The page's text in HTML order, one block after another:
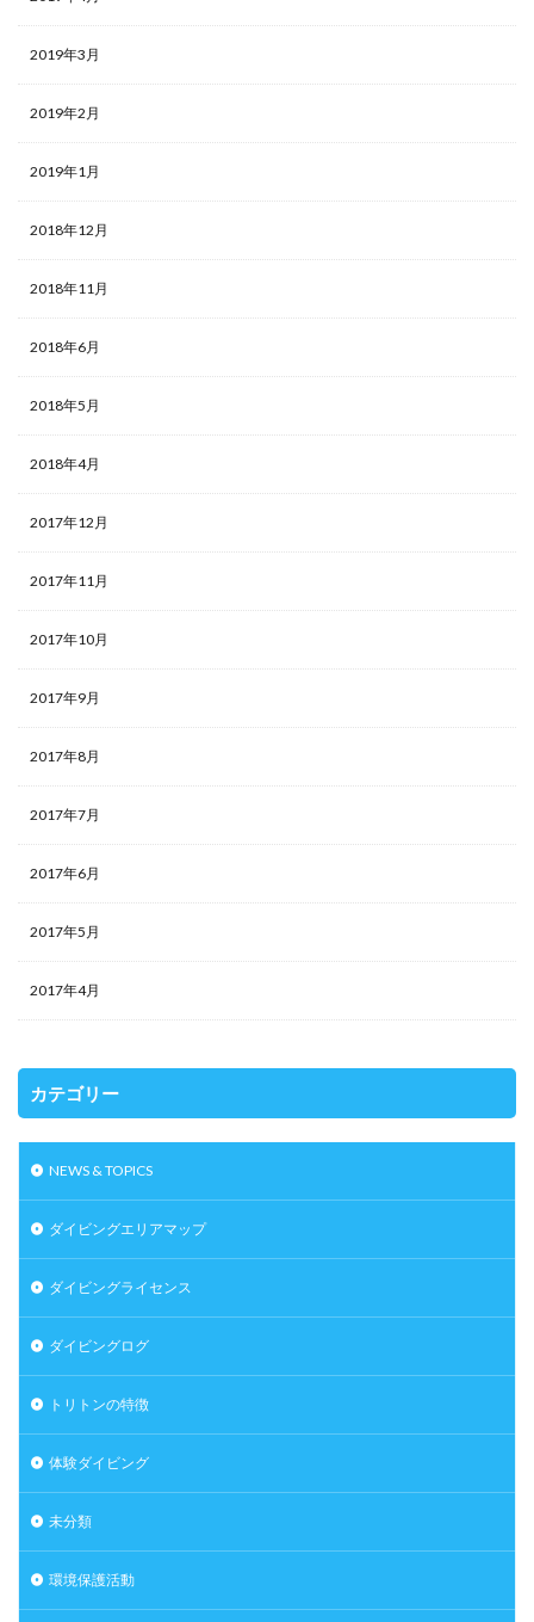
2019年3月
2019年2月
2019年1月
2018年12月
2018年11月
2018年6月
2018年5月
2018年4月
2017年12月
2017年11月
2017年10月
2017年9月
2017年8月
2017年7月
2017年6月
2017年5月
2017年4月
カテゴリー
NEWS & TOPICS
ダイビングエリアマップ
ダイビングライセンス
ダイビングログ
トリトンの特徴
体験ダイビング
未分類
環境保護活動